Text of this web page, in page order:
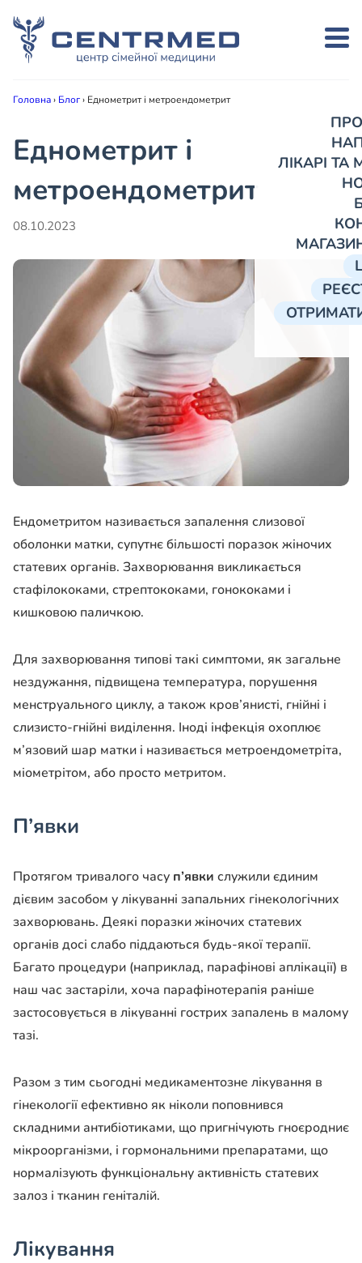
ЛІКАРІ
Головна› Блог› Еднометрит і метроендометрит
Еднометрит і
метроендометрит
08.10.2023
Ендометритом називається запалення слизової
оболонки матки, супутнє більшості поразок жіночих
статевих органів. Захворювання викликається
стафілококами, стрептококами, гонококами і
кишковою паличкою.
Для захворювання типові такі симптоми, як загальне
нездужання, підвищена температура, порушення
менструального циклу, а також кров’янисті, гнійні і
слизисто-гнійні виділення. Іноді інфекція охоплює
м’язовий шар матки і називається метроендометріта,
міометрітом, або просто метритом.
П’явки
Протягом тривалого часу п’явки служили єдиним
дієвим засобом у лікуванні запальних гінекологічних
захворювань. Деякі поразки жіночих статевих
органів досі слабо піддаються будь-якої терапії.
Багато процедури (наприклад, парафінові аплікації) в
наш час застаріли, хоча парафінотерапія раніше
застосовується в лікуванні гострих запалень в малому
тазі.
Разом з тим сьогодні медикаментозне лікування в
гінекології ефективно як ніколи поповнився
складними антибіотиками, що пригнічують гноєродниє
мікроорганізми, і гормональними препаратами, що
нормалізують функціональну активність статевих
залоз і тканин геніталій.
Лікування